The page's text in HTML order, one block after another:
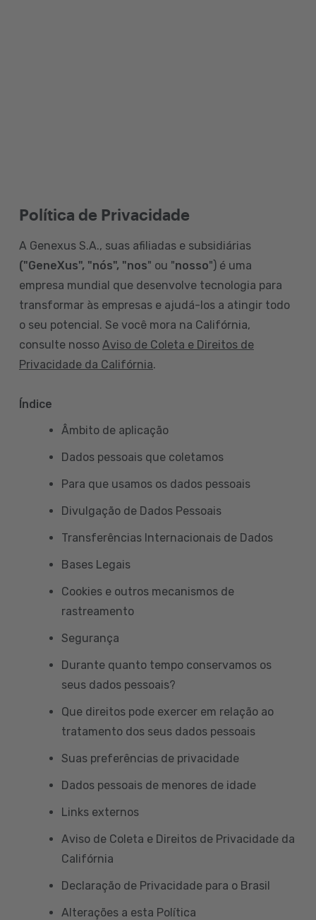
Política de Privacidade
A Genexus S.A., suas afiliadas e subsidiárias
("GeneXus", "nós", "nos" ou "nosso") é uma
empresa mundial que desenvolve tecnologia para
transformar às empresas e ajudá-los a atingir todo
o seu potencial. Se você mora na Califórnia,
consulte nosso Aviso de Coleta e Direitos de
Privacidade da Califórnia.
Índice
Âmbito de aplicação
Dados pessoais que coletamos
Para que usamos os dados pessoais
Divulgação de Dados Pessoais
Transferências Internacionais de Dados
Bases Legais
Cookies e outros mecanismos de
rastreamento
Segurança
Durante quanto tempo conservamos os
seus dados pessoais?
Que direitos pode exercer em relação ao
tratamento dos seus dados pessoais
Suas preferências de privacidade
Dados pessoais de menores de idade
Links externos
Aviso de Coleta e Direitos de Privacidade da
Califórnia
Declaração de Privacidade para o Brasil
Alterações a esta Política